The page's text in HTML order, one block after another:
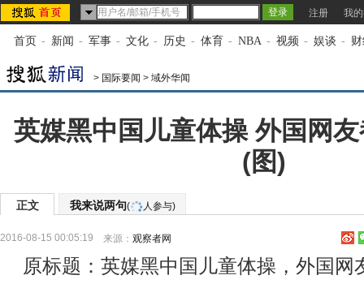
注册 我
首页 - 新闻 - 军事 - 文化 - 历史 - 体育 - NBA - 视频 - 娱谈 -
> 国际要闻 > 域外华闻
英媒黑中国儿童体操 外国网
(图)
正文 我来说两句( 人参与)
2016-08-15 00:05:19 来源： 观察者网
原标题：英媒黑中国儿童体操，外国网